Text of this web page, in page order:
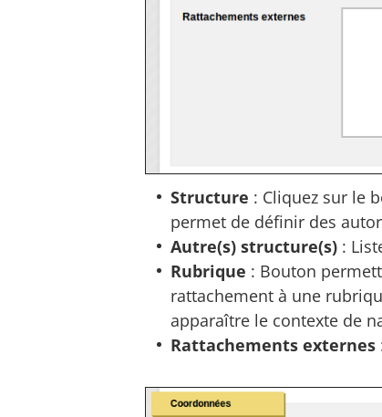
Structure : Cliquez sur le
permet de définir des
Autre(s) structure(s):
Rubrique : Bouton
rattachement à une
apparaître le contexte de
Rattachements externes